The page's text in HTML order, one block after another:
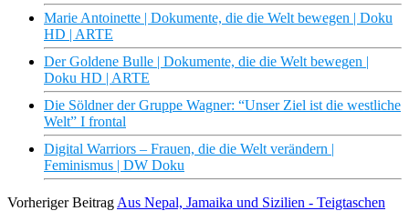
Marie Antoinette | Dokumente, die die Welt bewegen | Doku
HD | ARTE
Der Goldene Bulle | Dokumente, die die Welt bewegen |
Doku HD | ARTE
Die Söldner der Gruppe Wagner: “Unser Ziel ist die westliche
Welt” I frontal
Digital Warriors – Frauen, die die Welt verändern |
Feminismus | DW Doku
Vorheriger Beitrag Aus Nepal, Jamaika und Sizilien - Teigtaschen